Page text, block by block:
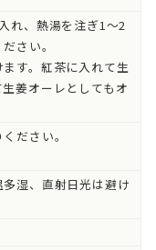
れ、熱湯を注ぎ1～2
さい。
す。紅茶に入れて生
姜オーレとしてもオ
ださい。
湿、直射日光は避け